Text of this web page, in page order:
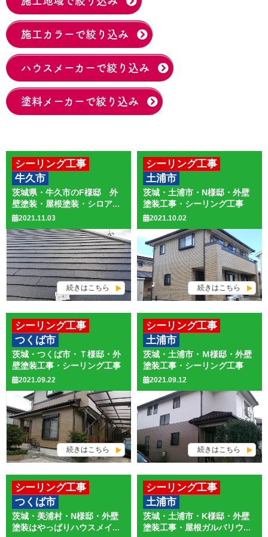
施工カラーで絞り込み
ハウスメーカーで絞り込み
塗料メーカーで絞り込み
茨城県・牛久市のF様邸 外
壁塗装・屋根塗装・シロア...
2021.11.03
続きはこちら
シーリング工事
その他のリフォーム
外壁塗装
屋根塗装
牛久市
茨城・土浦市・N様邸・外壁
塗装工事・シーリング工事
2021.10.02
続きはこちら
シーリング工事
外壁塗装
土浦市
茨城・つくば市・Ｔ様邸・外
壁塗装工事・シーリング工事
2021.09.22
続きはこちら
シーリング工事
外壁塗装
つくば市
茨城・土浦市・Ｍ様邸・外壁
塗装工事・シーリング工事
2021.09.12
続きはこちら
シーリング工事
外壁塗装
土浦市
茨城・美浦村・N様邸・外壁
塗装はやっぱりハウスメイ...
シーリング工事
外壁・屋根塗装
防水工事
つくば市
茨城・土浦市・K様邸・外壁
塗装工事・屋根ガルバリウ...
シーリング工事
外壁塗装
屋根カバー工法
土浦市